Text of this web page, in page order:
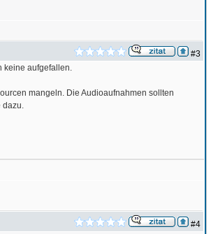
#3
keine aufgefallen.
mangeln. Die Audioaufnahmen sollten
dazu.
#4